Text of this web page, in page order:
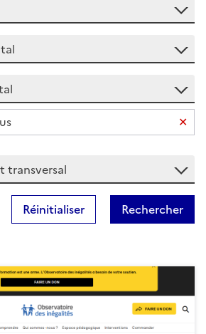
transversal
Réinitialiser Rechercher